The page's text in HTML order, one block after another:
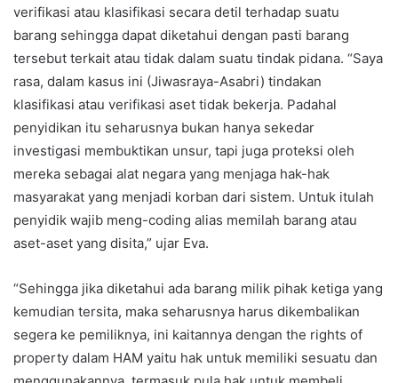
verifikasi atau klasifikasi secara detil terhadap suatu
barang sehingga dapat diketahui dengan pasti barang
tersebut terkait atau tidak dalam suatu tindak pidana. “Saya
rasa, dalam kasus ini (Jiwasraya-Asabri) tindakan
klasifikasi atau verifikasi aset tidak bekerja. Padahal
penyidikan itu seharusnya bukan hanya sekedar
investigasi membuktikan unsur, tapi juga proteksi oleh
mereka sebagai alat negara yang menjaga hak-hak
masyarakat yang menjadi korban dari sistem. Untuk itulah
penyidik wajib meng-coding alias memilah barang atau
aset-aset yang disita,” ujar Eva.
“Sehingga jika diketahui ada barang milik pihak ketiga yang
kemudian tersita, maka seharusnya harus dikembalikan
segera ke pemiliknya, ini kaitannya dengan the rights of
property dalam HAM yaitu hak untuk memiliki sesuatu dan